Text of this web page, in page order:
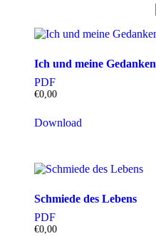
Ich und meine Gedanken
PDF
€0,00
Download
Schmiede des Lebens
PDF
€0,00